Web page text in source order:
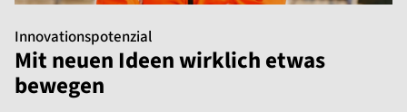
Innovationspotenzial
Mit neuen Ideen wirklich etwas
bewegen